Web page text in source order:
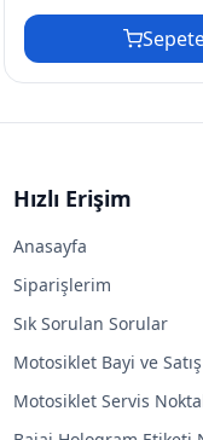
Hızlı Erişim
Anasayfa
Siparişlerim
Sık Sorulan Sorular
Motosiklet Bayi ve
Motosiklet Servis